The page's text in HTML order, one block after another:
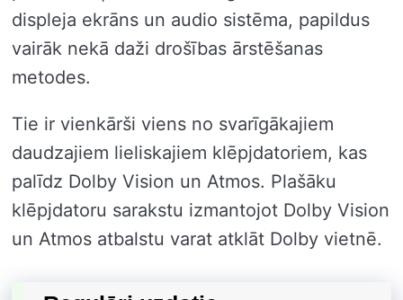
displeja ekrāns un audio sistēma, papildus
vairāk nekā daži drošības ārstēšanas
metodes.
Tie ir vienkārši viens no svarīgākajiem
daudzajiem lieliskajiem klēpjdatoriem, kas
palīdz Dolby Vision un Atmos. Plašāku
klēpjdatoru sarakstu izmantojot Dolby Vision
un Atmos atbalstu varat atklāt Dolby vietnē.